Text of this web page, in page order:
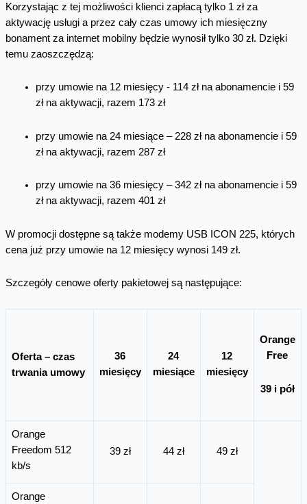
Korzystając z tej możliwości klienci zapłacą tylko 1 zł za
aktywację usługi a przez cały czas umowy ich miesięczny
bonament za internet mobilny będzie wynosił tylko 30 zł. Dzięki
temu zaoszczędzą:
przy umowie na 12 miesięcy - 114 zł na abonamencie i 59
zł na aktywacji, razem 173 zł
przy umowie na 24 miesiące – 228 zł na abonamencie i 59
zł na aktywacji, razem 287 zł
przy umowie na 36 miesięcy – 342 zł na abonamencie i 59
zł na aktywacji, razem 401 zł
W promocji dostępne są także modemy USB ICON 225, których
cena już przy umowie na 12 miesięcy wynosi 149 zł.
Szczegóły cenowe oferty pakietowej są następujące:
Oferta – czas
trwania umowy
36
miesięcy
24
miesiące
12
miesięcy
Orange
Free
39 i pół
Orange
Freedom 512
kb/s
39 zł 44 zł 49 zł
Orange